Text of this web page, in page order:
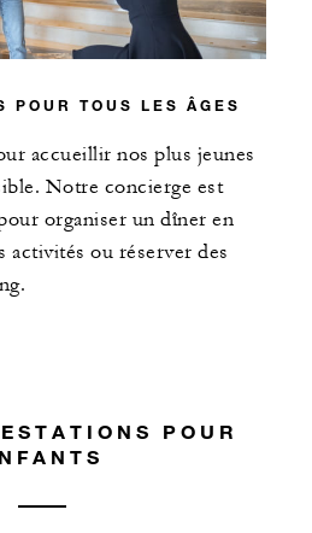
POUR TOUS LES ÂGES
accueillir nos plus jeunes
Notre concierge est
organiser un dîner en
activités ou réserver des
POUR